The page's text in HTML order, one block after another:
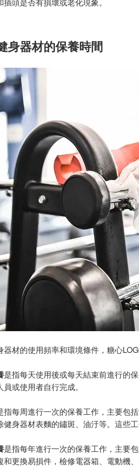
身器材的保養時間
器材的使用頻率和環境條件，糖心
是指每天使用後或每天結束前進行的
或使用者自行完成。
指每周進行一次的保養工作，主要包
健身器材表麵的鏽斑、油汙等。這些
是指每年進行一次的保養工作，主要
和更換易損件，檢修電器箱、電動機